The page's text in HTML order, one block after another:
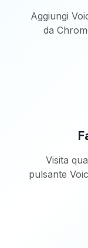
Aggiungi
da
Visita
pulsante